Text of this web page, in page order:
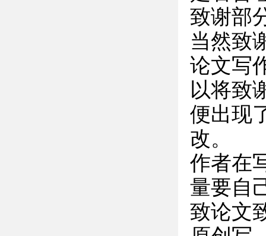
致谢部
当然致
论文写
以将致
便出现
改。
作者在
量要自
致论文